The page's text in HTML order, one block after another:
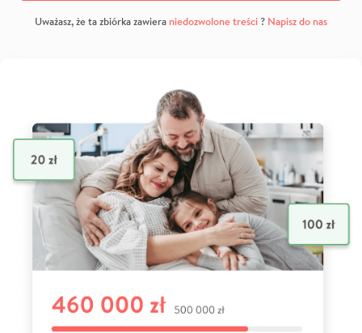
Uważasz, że ta zbiórka zawiera niedozwolone treści? Napisz do nas